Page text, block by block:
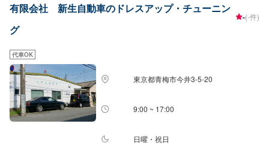
設！(3)ワンオーナー永久保証制度!充実のアフターフォローサービス<代車に
ついて>代車をご用意しています。お車の作業中は代車をご利用ください。※
代車の燃料代はお客様にご負担いただいております。※状況により貸し出しで
曜】8:30～18:00【日曜（受付のみ可）】9:00～18:00祝日定休
有限会社 新生自動車のドレスアップ・チューニン
グ
-(-件)
代車OK
東京都青梅市今井3-5-20
9:00 ~ 17:00
日曜・祝日